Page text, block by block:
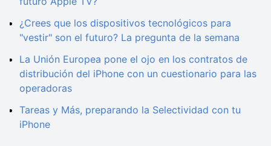
¿Crees que los dispositivos tecnológicos para
"vestir" son el futuro? La pregunta de la semana
La Unión Europea pone el ojo en los contratos de
distribución del iPhone con un cuestionario para las
operadoras
Tareas y Más, preparando la Selectividad con tu
iPhone